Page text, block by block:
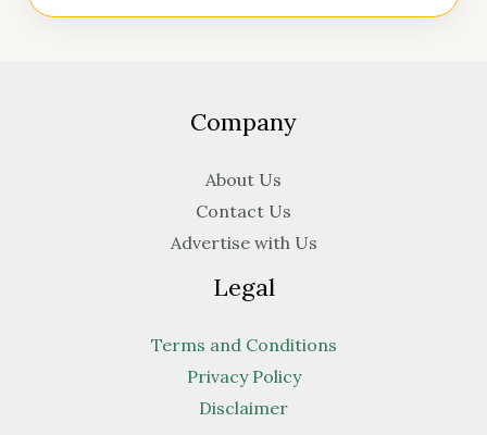
Company
About Us
Contact Us
Advertise with Us
Legal
Terms and Conditions
Privacy Policy
Disclaimer